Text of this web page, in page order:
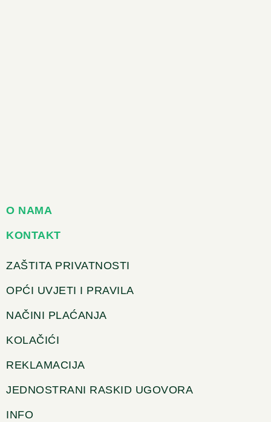
O NAMA
KONTAKT
ZAŠTITA PRIVATNOSTI
OPĆI UVJETI I PRAVILA
NAČINI PLAĆANJA
KOLAČIĆI
REKLAMACIJA
JEDNOSTRANI RASKID UGOVORA
INFO